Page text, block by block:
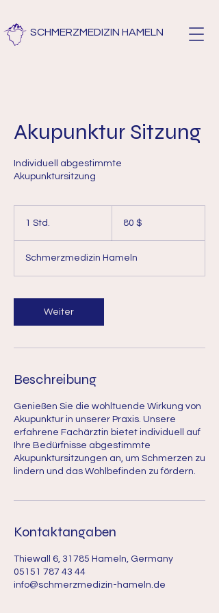
SCHMERZMEDIZIN HAMELN
Akupunktur Sitzung
Individuell abgestimmte
Akupunktursitzung
1 Std.
d
Dollar80 $
Schmerzmedizin Hameln
Weiter
Beschreibung
Genießen Sie die wohltuende Wirkung von
Akupunktur in unserer Praxis. Unsere
erfahrene Fachärztin bietet individuell auf
Ihre Bedürfnisse abgestimmte
Akupunktursitzungen an, um Schmerzen zu
lindern und das Wohlbefinden zu fördern.
Kontaktangaben
Thiewall 6, 31785 Hameln, Germany
05151 787 43 44
info@schmerzmedizin-hameln.de